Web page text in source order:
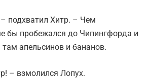
подхватил Хитр. – Чем
бы пробежался до Чипингфорда и
там апельсинов и бананов.
– взмолился Лопух.